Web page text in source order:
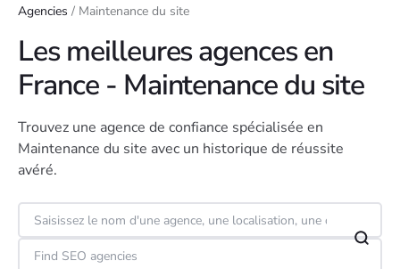
Agencies / Maintenance du site
Les meilleures agences en
France - Maintenance du site
Trouvez une agence de confiance spécialisée en
Maintenance du site avec un historique de réussite
avéré.